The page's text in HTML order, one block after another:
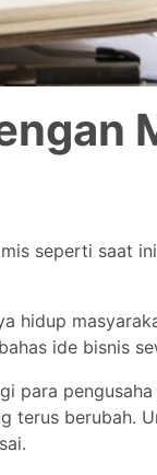
seperti saat
hidup
ide bisnis
para
terus berubah.